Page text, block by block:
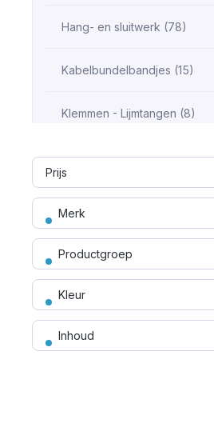
Hang- en sluitwerk (78)
Kabelbundelbandjes (15)
Klemmen - Lijmtangen (8)
Koeltassen (4)
L-BOXX - Assortimentsboxen
(21)
Meetgereedschappen (12)
Metaalzagen (7)
Prijs
Merk
Productgroep
Kleur
Inhoud